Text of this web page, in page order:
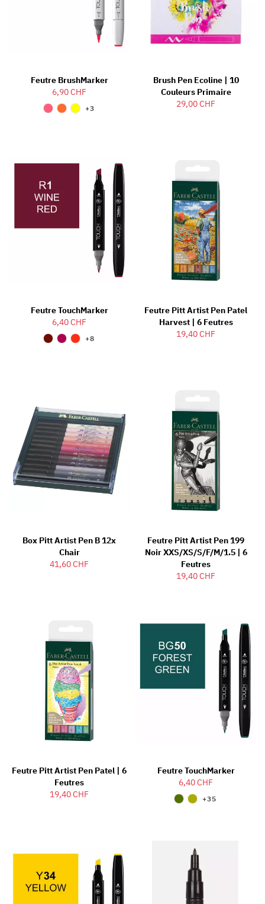
Feutre BrushMarker
6,90 CHF
+3
Brush Pen Ecoline | 10
Couleurs Primaire
29,00 CHF
Feutre TouchMarker
6,40 CHF
+8
Feutre Pitt Artist Pen Patel
Harvest | 6 Feutres
19,40 CHF
Box Pitt Artist Pen B 12x
Chair
41,60 CHF
Feutre Pitt Artist Pen 199
Noir XXS/XS/S/F/M/1.5 | 6
Feutres
19,40 CHF
Feutre Pitt Artist Pen Patel | 6
Feutres
19,40 CHF
Feutre TouchMarker
6,40 CHF
+35